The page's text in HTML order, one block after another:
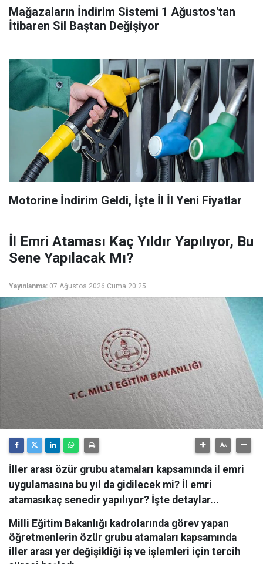
Mağazaların İndirim Sistemi 1 Ağustos'tan
İtibaren Sil Baştan Değişiyor
Motorine İndirim Geldi, İşte İl İl Yeni Fiyatlar
İl Emri Ataması Kaç Yıldır Yapılıyor, Bu
Sene Yapılacak Mı?
Yayınlanma: 07 Ağustos 2026 Cuma 20:25
İller arası özür grubu atamaları kapsamında il emri
uygulamasına bu yıl da gidilecek mi? İl emri
atamasıkaç senedir yapılıyor? İşte detaylar...
Milli Eğitim Bakanlığı kadrolarında görev yapan
öğretmenlerin özür grubu atamaları kapsamında
iller arası yer değişikliği iş ve işlemleri için tercih